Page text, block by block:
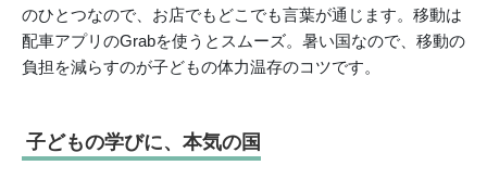
のひとつなので、お店でもどこでも言葉が通じます。移動は
配車アプリのGrabを使うとスムーズ。暑い国なので、移動の
負担を減らすのが子どもの体力温存のコツです。
子どもの学びに、本気の国